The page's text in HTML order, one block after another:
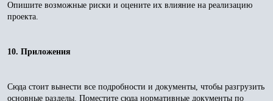
Опишите возможные риски и оцените их влияние на реализацию
проекта.
10. Приложения
Сюда стоит вынести все подробности и документы, чтобы разгрузить
основные разделы. Поместите сюда нормативные документы по